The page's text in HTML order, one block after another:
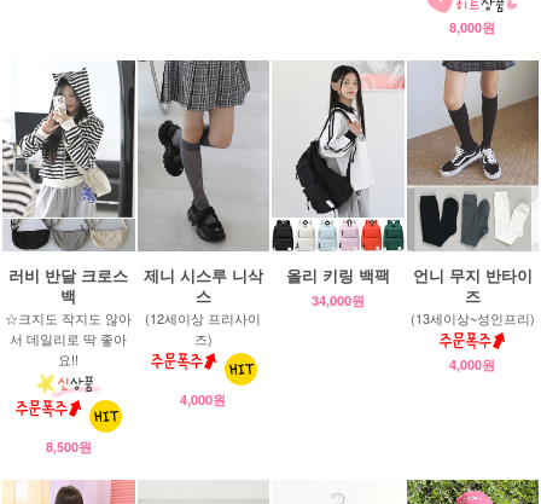
8,000원
러비 반달 크로스
백
☆크지도 작지도 않아
서 데일리로 딱 좋아
요!!
8,500원
제니 시스루 니삭
스
(12세이상 프리사이
즈)
4,000원
올리 키링 백팩
34,000원
언니 무지 반타이
즈
(13세이상~성인프리)
4,000원